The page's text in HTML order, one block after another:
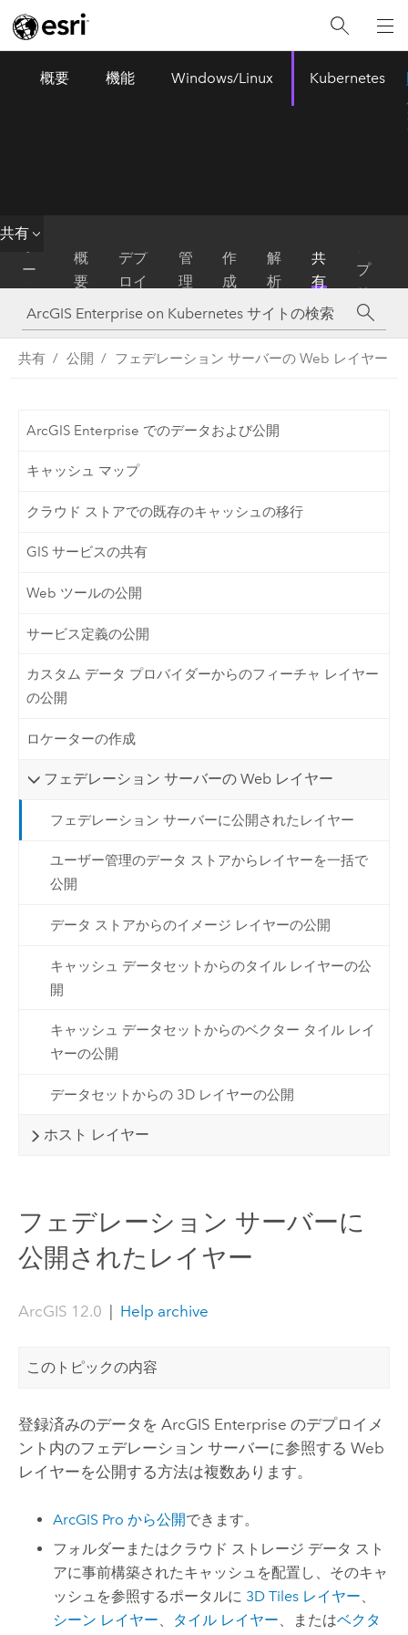
概要 機能 Windows/Linux Kubernetes
共有
ホ
ー
ム
概
要
デプ
ロイ
管
理
作
成
解
析
共
有
プ
リ
共有 公開 フェデレーション サーバーの Web レイヤー
ArcGIS Enterprise でのデータおよび公開
キャッシュ マップ
クラウド ストアでの既存のキャッシュの移行
GIS サービスの共有
Web ツールの公開
サービス定義の公開
カスタム データ プロバイダーからのフィーチャ レイヤー
の公開
ロケーターの作成
フェデレーション サーバーの Web レイヤー
フェデレーション サーバーに公開されたレイヤー
ユーザー管理のデータ ストアからレイヤーを一括で
公開
データ ストアからのイメージ レイヤーの公開
キャッシュ データセットからのタイル レイヤーの公
開
キャッシュ データセットからのベクター タイル レイ
ヤーの公開
データセットからの 3D レイヤーの公開
ホスト レイヤー
フェデレーション サーバーに
公開されたレイヤー
ArcGIS 12.0 Help archive
このトピックの内容
登録済みのデータを ArcGIS Enterprise のデプロイメ
ント内のフェデレーション サーバーに参照する Web
レイヤーを公開する方法は複数あります。
ArcGIS Pro から公開できます。
フォルダーまたはクラウド ストレージ データ スト
アに事前構築されたキャッシュを配置し、そのキャ
ッシュを参照するポータルに 3D Tiles レイヤー、
シーン レイヤー、 タイル レイヤー、またはベクタ